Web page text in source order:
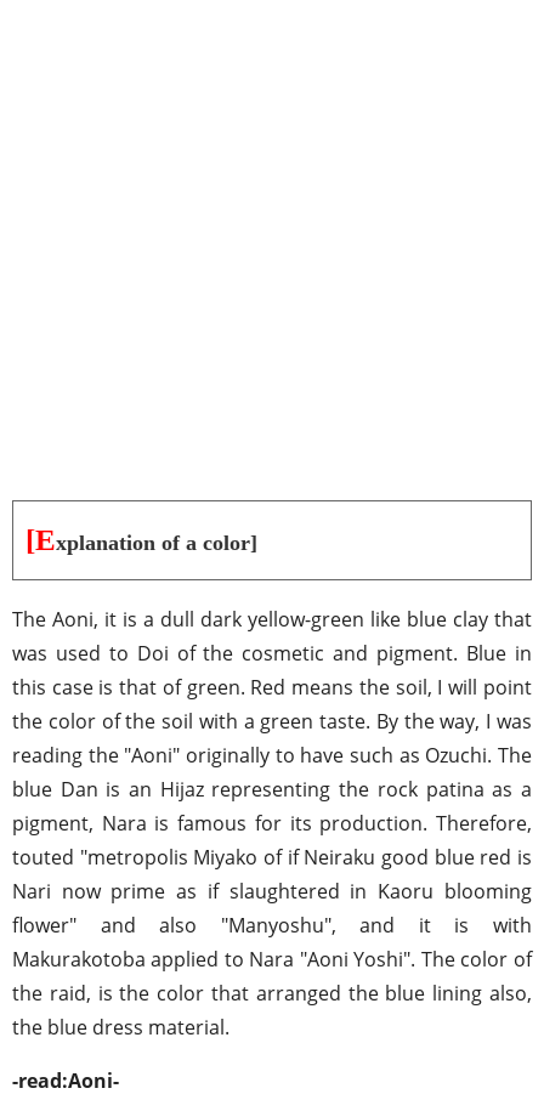
[Explanation of a color]
The Aoni, it is a dull dark yellow-green like blue clay that
was used to Doi of the cosmetic and pigment. Blue in
this case is that of green. Red means the soil, I will point
the color of the soil with a green taste. By the way, I was
reading the "Aoni" originally to have such as Ozuchi. The
blue Dan is an Hijaz representing the rock patina as a
pigment, Nara is famous for its production. Therefore,
touted "metropolis Miyako of if Neiraku good blue red is
Nari now prime as if slaughtered in Kaoru blooming
flower" and also "Manyoshu", and it is with
Makurakotoba applied to Nara "Aoni Yoshi". The color of
the raid, is the color that arranged the blue lining also,
the blue dress material.
-read:Aoni-